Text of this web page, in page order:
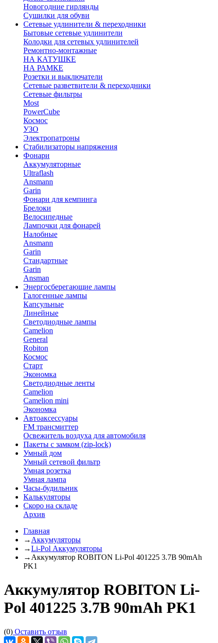
Новогодние гирлянды
Сушилки для обуви
Сетевые удлинители & переходники
Бытовые сетевые удлинители
Колодки для сетевых удлинителей
Ремонтно-монтажные
НА КАТУШКЕ
НА РАМКЕ
Розетки и выключатели
Сетевые разветвители & переходники
Сетевые фильтры
Most
PowerCube
Космос
УЗО
Электропатроны
Стабилизаторы напряжения
Фонари
Аккумуляторные
Ultraflash
Ansmann
Garin
Фонари для кемпинга
Брелоки
Велосипедные
Лампочки для фонарей
Налобные
Ansmann
Garin
Стандартные
Garin
Ansman
Энергосберегающие лампы
Галогенные лампы
Капсульные
Линейные
Светодиодные лампы
Camelion
General
Robiton
Космос
Старт
Экономка
Светодиодные ленты
Camelion
Camelion mini
Экономка
Автоаксессуары
FM трансмиттер
Освежитель воздуха для автомобиля
Пакеты с замком (zip-lock)
Умный дом
Умный сетевой фильтр
Умная розетка
Умная лампа
Часы-будильник
Калькуляторы
Скоро на складе
Архив
Главная
→ Аккумуляторы
→Li-Pol Аккумуляторы
→ Аккумулятор ROBITON Li-Pol 401225 3.7В 90mAh
PK1
Аккумулятор ROBITON Li-
Pol 401225 3.7В 90mAh PK1
(0) Оставить отзыв